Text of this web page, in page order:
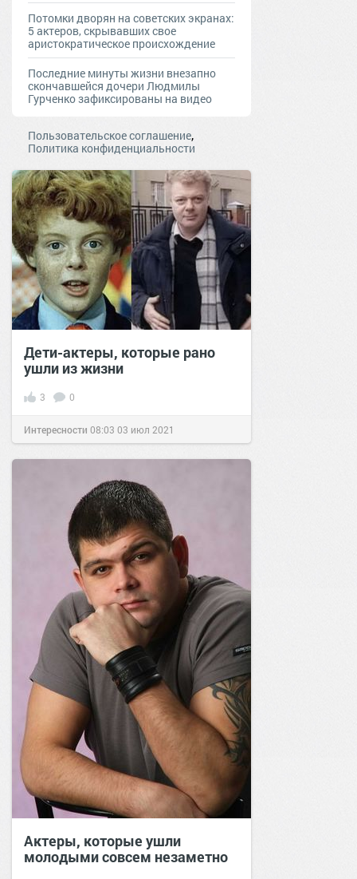
Потомки дворян на советских экранах:
5 актеров, скрывавших свое
аристократическое происхождение
Последние минуты жизни внезапно
скончавшейся дочери Людмилы
Гурченко зафиксированы на видео
Пользовательское соглашение,
Политика конфиденциальности
Дети-актеры, которые рано
ушли из жизни
3 0
Интересности 08:03 03 июл 2021
Актеры, которые ушли
молодыми совсем незаметно